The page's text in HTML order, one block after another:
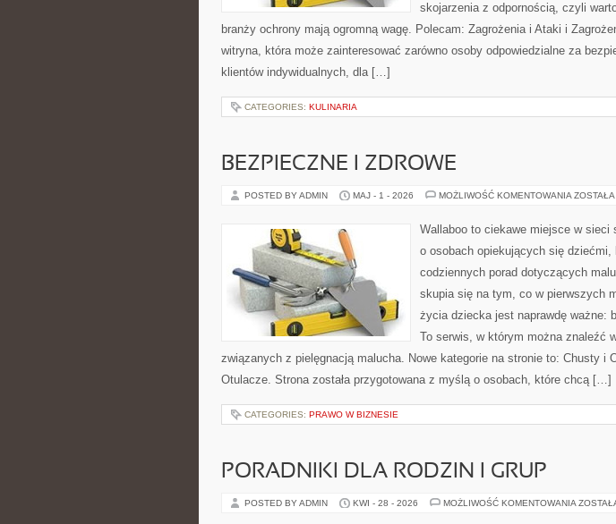
skojarzenia z odpornością, czyli
branży ochrony mają ogromną wagę. Polecam: Zagrożenia i Ataki i
witryna, która może zainteresować zarówno osoby odpowiedzialne za
klientów indywidualnych, dla […]
CATEGORIES: KULINARIA
BEZPIECZNE I ZDROWE
POSTED BY ADMIN MAJ - 1 - 2026 MOŻLIWOŚĆ KOMENTOWANIA
Wallaboo to ciekawe miejsce w sieci
o osobach opiekujących się
codziennych porad dotyczących
skupia się na tym, co w pierwszych
życia dziecka jest naprawdę ważne:
To serwis, w którym można znaleźć
związanych z pielęgnacją malucha. Nowe kategorie na stronie to: Chusty i
Otulacze. Strona została przygotowana z myślą o osobach, które chcą […]
CATEGORIES: PRAWO W BIZNESIE
PORADNIKI DLA RODZIN I GRUP
POSTED BY ADMIN KWI - 28 - 2026 MOŻLIWOŚĆ KOMENTOWANIA